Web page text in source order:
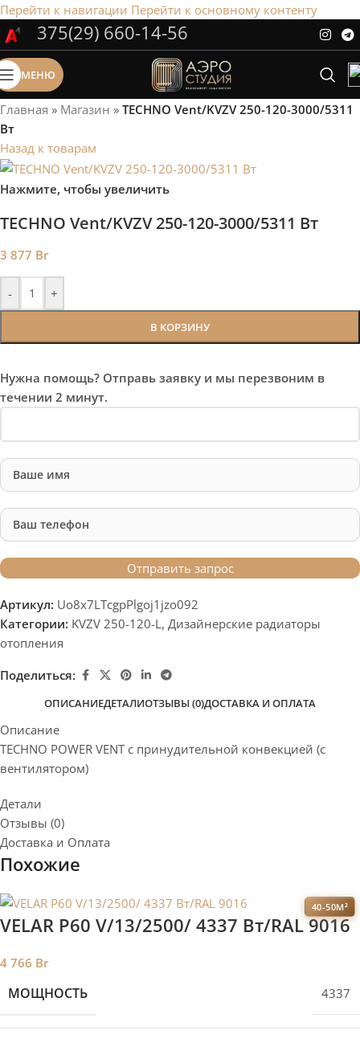
Перейти к навигации Перейти к основному контенту
Сэкономим Ваше время на подбор
радиаторов!
Рассчитаем мощность | Предложим от 3х вариантов | В
наличии и под заказ
Скидки от 5%
375(29) 660-14-56
МЕНЮ
Главная » Магазин » TECHNO Vent/KVZV 250-120-3000/5311
Вт
Назад к товарам
Нажмите, чтобы увеличить
TECHNO Vent/KVZV 250-120-3000/5311 Вт
3 877 Br
- +
В КОРЗИНУ
Нужна помощь? Отправь заявку и мы перезвоним в
течении 2 минут.
Артикул: Uo8x7LTcgpPlgoj1jzo092
Категории: KVZV 250-120-L , Дизайнерские радиаторы
отопления
Поделиться:
ОПИСАНИЕДЕТАЛИОТЗЫВЫ (0)ДОСТАВКА И ОПЛАТА
Описание
TECHNO POWER VENT с принудительной конвекцией (c
вентилятором)
Детали
Отзывы (0)
Доставка и Оплата
Похожие
40-50М²
VELAR P60 V/13/2500/ 4337 Bт/RAL 9016
4 766 Br
МОЩНОСТЬ 4337